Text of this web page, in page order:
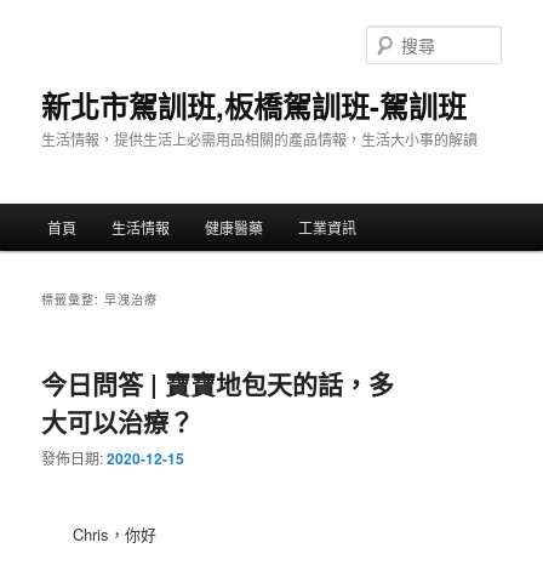
新北市駕訓班,板橋駕訓班-駕訓班
生活情報，提供生活上必需用品相關的產品情報，生活大小事的解讀
尋
首頁 生活情報 健康醫藥 工業資訊
標籤彙整:早洩治療
今日問答 | 寶寶地包天的話，多
大可以治療？
發佈日期:2020-12-15
Chris，你好